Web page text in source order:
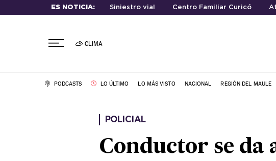
ES NOTICIA: Siniestro vial Centro Familiar Curicó
CLIMA
PODCASTS LO ÚLTIMO LO MÁS VISTO NACIONAL REGIÓN DEL MAULE
POLICIAL
Conductor se da